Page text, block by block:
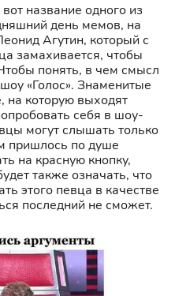
название одного из
день мемов, на
Агутин, который с
замахивается, чтобы
понять, в чем смысл
«Голос». Знаменитые
на которую выходят
себя в шоу-
могут слышать только
пришлось по душе
на красную кнопку,
также означать, что
этого певца в качестве
последний не сможет.